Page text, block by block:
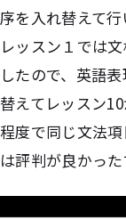
序を入れ替えて
レッスン１では
したので、英語
替えてレッスン
程度で同じ文法
は評判が良かった